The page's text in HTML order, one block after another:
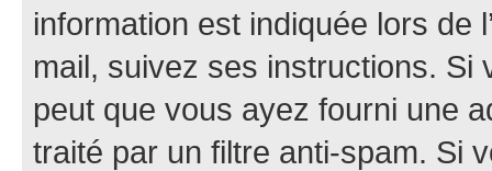
information est indiquée lors de
mail, suivez ses instructions. Si
peut que vous ayez fourni une
traité par un filtre anti-spam. Si